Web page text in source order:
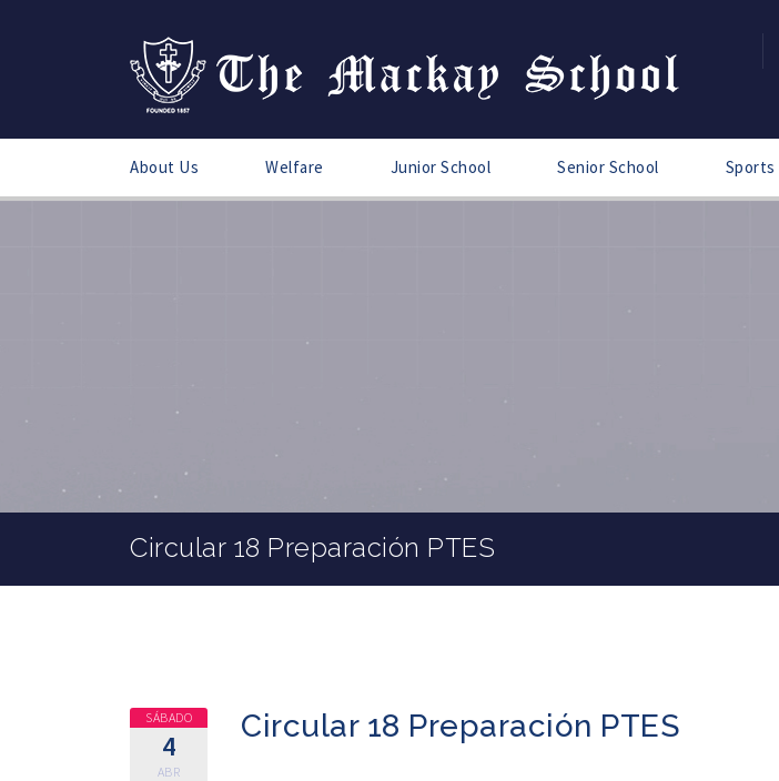
About Us Welfare Junior School Senior School Sports
Circular 18 Preparación PTES
SÁBADO
4
ABR
Circular 18 Preparación PTES